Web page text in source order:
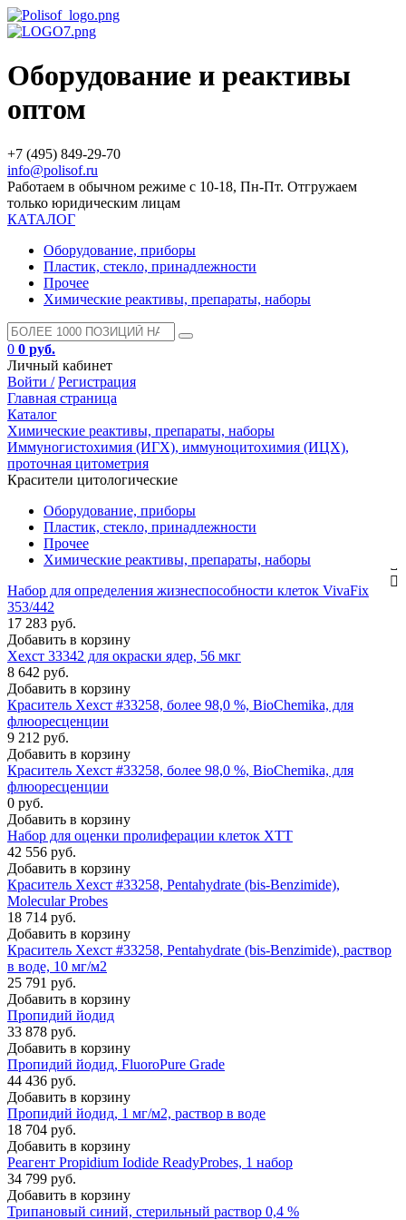
Оборудование и реактивы
оптом
+7 (495) 849-29-70
info@polisof.ru
Работаем в обычном режиме с 10-18, Пн-Пт. Отгружаем
только юридическим лицам
КАТАЛОГ
Оборудование, приборы
Пластик, стекло, принадлежности
Прочее
Химические реактивы, препараты, наборы
0 0 руб.
Личный кабинет
Войти / Регистрация
Главная страница
Каталог
Химические реактивы, препараты, наборы
Иммуногистохимия (ИГХ), иммуноцитохимия (ИЦХ),
проточная цитометрия
Красители цитологические
Оборудование, приборы
Пластик, стекло, принадлежности
Прочее
Химические реактивы, препараты, наборы
Набор для определения жизнеспособности клеток VivaFix
353/442
17 283 руб.
Добавить в корзину
Хехст 33342 для окраски ядер, 56 мкг
8 642 руб.
Добавить в корзину
Краситель Хехст #33258, более 98,0 %, BioChemika, для
флюоресценции
9 212 руб.
Добавить в корзину
Краситель Хехст #33258, более 98,0 %, BioChemika, для
флюоресценции
0 руб.
Добавить в корзину
Набор для оценки пролиферации клеток XTT
42 556 руб.
Добавить в корзину
Краситель Хехст #33258, Pentahydrate (bis-Benzimide),
Molecular Probes
18 714 руб.
Добавить в корзину
Краситель Хехст #33258, Pentahydrate (bis-Benzimide), раствор
в воде, 10 мг/м2
25 791 руб.
Добавить в корзину
Пропидий йодид
33 878 руб.
Добавить в корзину
Пропидий йодид, FluoroPure Grade
44 436 руб.
Добавить в корзину
Пропидий йодид, 1 мг/м2, раствор в воде
18 704 руб.
Добавить в корзину
Реагент Propidium Iodide ReadyProbes, 1 набор
34 799 руб.
Добавить в корзину
Трипановый синий, стерильный раствор 0,4 %